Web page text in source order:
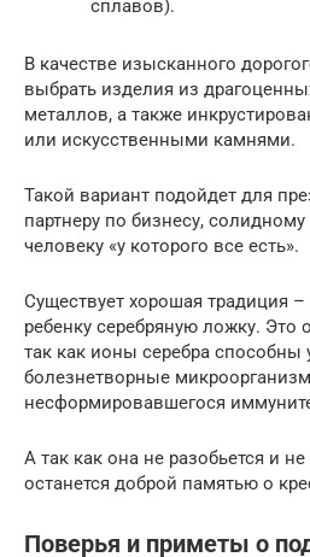
сплавов).
В качестве изысканного
выбрать изделия из
металлов, а также
или искусственными камнями.
Такой вариант подойдет для
партнеру по бизнесу,
человеку «у которого все есть».
Существует хорошая традиция
ребенку серебряную ложку. Это
так как ионы серебра способны
болезнетворные
несформировавшегося
А так как она не разобьется и
останется доброй памятью о
Поверья и приметы о